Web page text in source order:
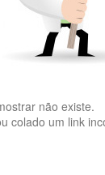
não existe.
colado um link